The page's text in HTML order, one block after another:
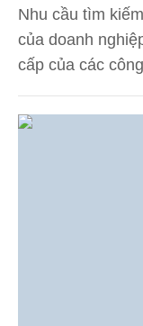
Nhu cầu tìm
của doanh
cấp của các